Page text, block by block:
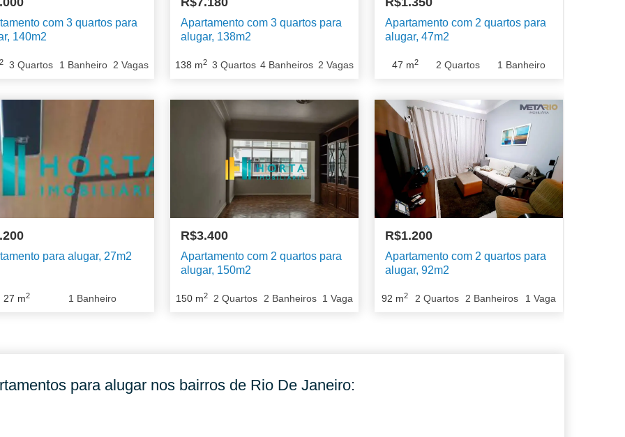
com 3 quartos para
140m2
2 3 Quartos 1 Banheiro 2 Vagas
Apartamento com 3 quartos para
alugar, 138m2
138 m2 3 Quartos 4 Banheiros 2 Vagas
Apartamento com 2 quartos para
alugar, 47m2
47 m2 2 Quartos 1 Banheiro
para alugar, 27m2
27 m2 1 Banheiro
R$3.400
Apartamento com 2 quartos para
alugar, 150m2
150 m2 2 Quartos 2 Banheiros 1 Vaga
R$1.200
Apartamento com 2 quartos para
alugar, 92m2
92 m2 2 Quartos 2 Banheiros 1 Vaga
para alugar nos bairros de Rio De Janeiro: